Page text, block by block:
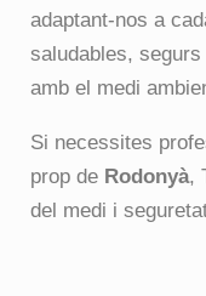
adaptant-nos a
saludables,
amb el medi
Si necessites
prop de Rodonyà,
del medi i